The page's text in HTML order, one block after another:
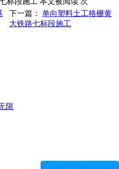
下一篇： 单向塑料土工格栅黄
大铁路七标段施工
限